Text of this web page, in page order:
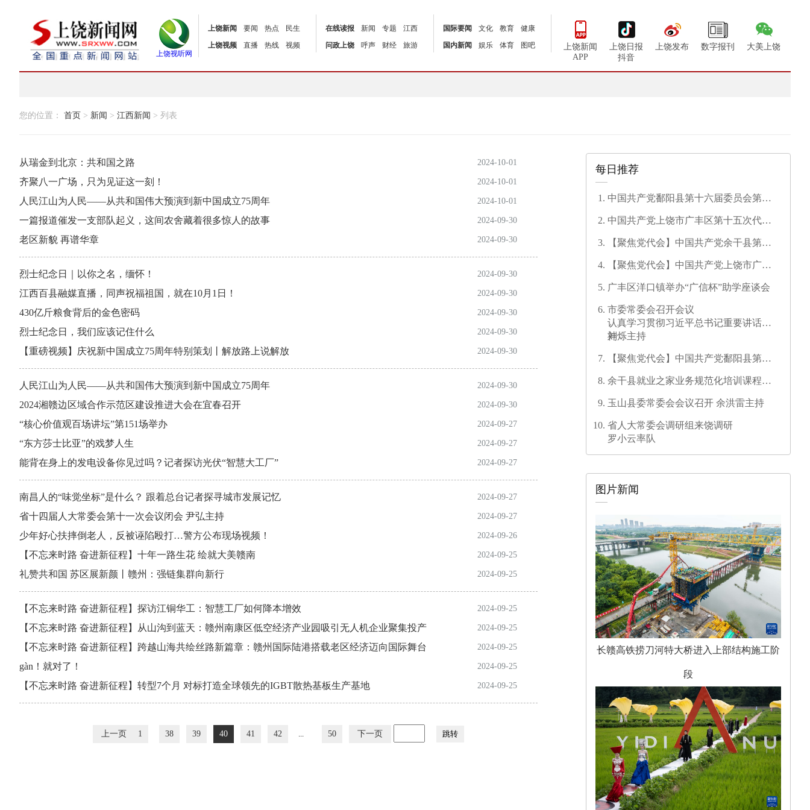
上饶视听网
上饶新闻 要闻 热点
民生
上饶视频
直播 热线 视频
在线读报 新闻 专题
江西
问政上饶
呼声 财经 旅游
国际要闻 文化 教育
健康
国内新闻
娱乐 体育 图吧
上饶新闻
APP
上饶日报
抖音
上饶发布 数字报刊 大美上饶
您的位置： 首页 > 新闻 > 江西新闻 > 列表
从瑞金到北京：共和国之路 2024-10-01
齐聚八一广场，只为见证这一刻！ 2024-10-01
人民江山为人民——从共和国伟大预演到新中国成立75周年 2024-10-01
一篇报道催发一支部队起义，这间农舍藏着很多惊人的故事 2024-09-30
老区新貌 再谱华章 2024-09-30
烈士纪念日｜以你之名，缅怀！ 2024-09-30
江西百县融媒直播，同声祝福祖国，就在10月1日！ 2024-09-30
430亿斤粮食背后的金色密码 2024-09-30
烈士纪念日，我们应该记住什么 2024-09-30
【重磅视频】庆祝新中国成立75周年特别策划丨解放路上说解放 2024-09-30
人民江山为人民——从共和国伟大预演到新中国成立75周年 2024-09-30
2024湘赣边区域合作示范区建设推进大会在宜春召开 2024-09-30
“核心价值观百场讲坛”第151场举办 2024-09-27
“东方莎士比亚”的戏梦人生 2024-09-27
能背在身上的发电设备你见过吗？记者探访光伏“智慧大工厂” 2024-09-27
南昌人的“味觉坐标”是什么？ 跟着总台记者探寻城市发展记忆 2024-09-27
省十四届人大常委会第十一次会议闭会 尹弘主持 2024-09-27
少年好心扶摔倒老人，反被诬陷殴打…警方公布现场视频！ 2024-09-26
【不忘来时路 奋进新征程】十年一路生花 绘就大美赣南 2024-09-25
礼赞共和国 苏区展新颜丨赣州：强链集群向新行 2024-09-25
【不忘来时路 奋进新征程】探访江铜华工：智慧工厂如何降本增效 2024-09-25
【不忘来时路 奋进新征程】从山沟到蓝天：赣州南康区低空经济产业园吸引无人机企业聚集投产 2024-09-25
【不忘来时路 奋进新征程】跨越山海共绘丝路新篇章：赣州国际陆港搭载老区经济迈向国际舞台 2024-09-25
gàn！就对了！ 2024-09-25
【不忘来时路 奋进新征程】转型7个月 对标打造全球领先的IGBT散热基板生产基地 2024-09-25
上一页 1 38 39 40 41 42 50 下一页 跳转
每日推荐
中国共产党鄱阳县第十六届委员会第一
中国共产党上饶市广丰区第十五次代表
【聚焦党代会】中国共产党余干县第十
【聚焦党代会】中国共产党上饶市广信
广丰区洋口镇举办“广信杯”助学座谈会
市委常委会召开会议
认真学习贯彻习近平总书记重要讲话精
神
刘烁主持
【聚焦党代会】中国共产党鄱阳县第十
余干县就业之家业务规范化培训课程开
玉山县委常委会会议召开 余洪雷主持
省人大常委会调研组来饶调研
罗小云率队
图片新闻
长赣高铁捞刀河特大桥进入上部结构施工阶
段